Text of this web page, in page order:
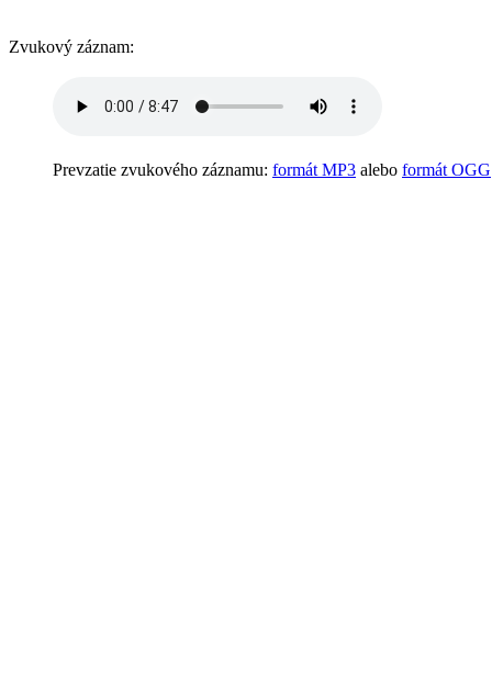
Zvukový záznam:
Prevzatie zvukového záznamu: formát MP3 alebo formát OGG